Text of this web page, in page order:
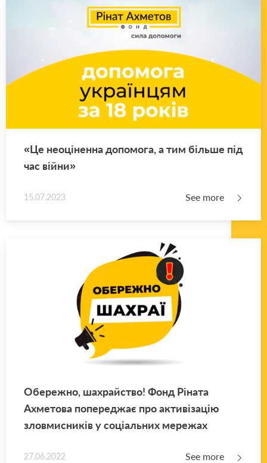
«Це неоціненна допомога, а тим більше під
час війни»
15.07.2023 See more
Обережно, шахрайство! Фонд Ріната
Ахметова попереджає про активізацію
зловмисників у соціальних мережах
27.06.2022 See more